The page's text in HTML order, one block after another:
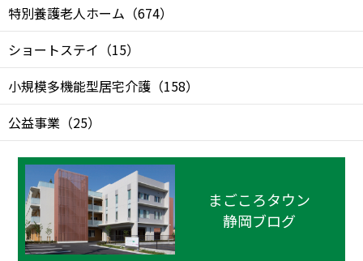
特別養護老人ホーム （674）
ショートステイ （15）
小規模多機能型居宅介護 （158）
公益事業 （25）
まごころタウン
静岡ブログ